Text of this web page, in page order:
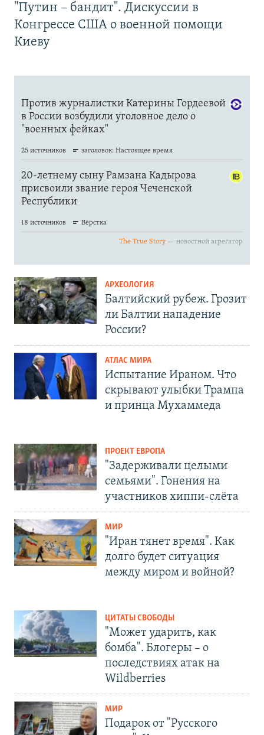
"Путин – бандит". Дискуссии в
Конгрессе США о военной помощи
Киеву
АРХЕОЛОГИЯ
Балтийский рубеж. Грозит
ли Балтии нападение
России?
АТЛАС МИРА
Испытание Ираном. Что
скрывают улыбки Трампа
и принца Мухаммеда
ПРОЕКТ ЕВРОПА
"Задерживали целыми
семьями". Гонения на
участников хиппи-слёта
МИР
"Иран тянет время". Как
долго будет ситуация
между миром и войной?
ЦИТАТЫ СВОБОДЫ
"Может ударить, как
бомба". Блогеры – о
последствиях атак на
Wildberries
МИР
Подарок от "Русского